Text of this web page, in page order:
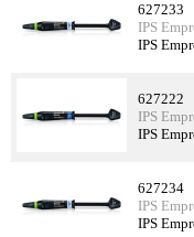
627233
IPS
IPS
627222
IPS
IPS
627234
IPS
IPS